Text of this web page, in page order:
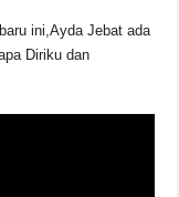
ini,Ayda Jebat ada
Diriku dan